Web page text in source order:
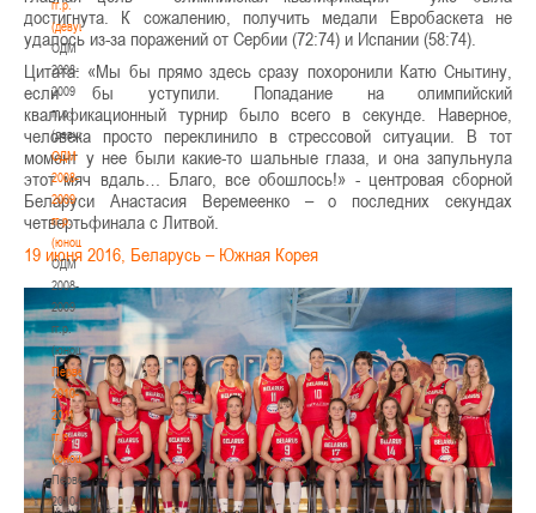
гг.р.
(девушки)
ОДМ
2008-
2009
гг.р.
(девушки)
ОДМ
2008-
2009
гг.р.
(юноши)
ОДМ
2008-
2009
гг.р.
(юноши)
Первенство
2010-
2011
гг.р.
(юноши)
Первенство
2010-
достигнута. К сожалению, получить медали Евробаскета не
удалось из-за поражений от Сербии (72:74) и Испании (58:74).
Цитата: «Мы бы прямо здесь сразу похоронили Катю Снытину,
если бы уступили. Попадание на олимпийский
квалификационный турнир было всего в секунде. Наверное,
человека просто переклинило в стрессовой ситуации. В тот
момент у нее были какие-то шальные глаза, и она запульнула
этот мяч вдаль… Благо, все обошлось!» - центровая сборной
Беларуси Анастасия Веремеенко – о последних секундах
четвертьфинала с Литвой.
19 июня 2016, Беларусь – Южная Корея